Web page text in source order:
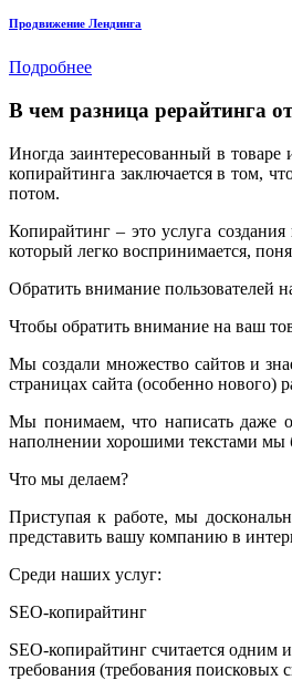
Продвижение Лендинга
Подробнее
В чем разница рерайтинга
Иногда заинтересованный в товаре
копирайтинга заключается в том,
потом.
Копирайтинг – это услуга
который легко воспринимается,
Обратить внимание пользователей
Чтобы обратить внимание на ваш
Мы создали множество сайтов и
страницах сайта (особенно нового)
Мы понимаем, что написать даже
наполнении хорошими текстами мы
Что мы делаем?
Приступая к работе, мы
представить вашу компанию в
Среди наших услуг:
SEO-копирайтинг
SEO-копирайтинг считается одним
требования (требования поисковых